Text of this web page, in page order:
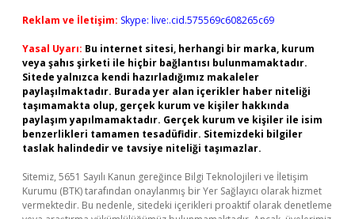
Reklam ve İletişim: Skype: live:.cid.575569c608265c69
Yasal Uyarı: Bu internet sitesi, herhangi bir marka, kurum
veya şahıs şirketi ile hiçbir bağlantısı bulunmamaktadır.
Sitede yalnızca kendi hazırladığımız makaleler
paylaşılmaktadır. Burada yer alan içerikler haber niteliği
taşımamakta olup, gerçek kurum ve kişiler hakkında
paylaşım yapılmamaktadır. Gerçek kurum ve kişiler ile isim
benzerlikleri tamamen tesadüfidir. Sitemizdeki bilgiler
taslak halindedir ve tavsiye niteliği taşımazlar.
Sitemiz, 5651 Sayılı Kanun gereğince Bilgi Teknolojileri ve İletişim
Kurumu (BTK) tarafından onaylanmış bir Yer Sağlayıcı olarak hizmet
vermektedir. Bu nedenle, sitedeki içerikleri proaktif olarak denetleme